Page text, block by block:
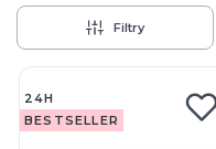
Filtry
24H
BESTSELLER